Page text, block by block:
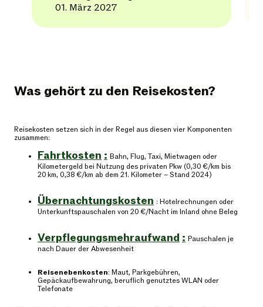
01. März 2027
Was gehört zu den Reisekosten?
Reisekosten setzen sich in der Regel aus diesen vier Komponenten
zusammen:
Fahrtkosten : Bahn, Flug, Taxi, Mietwagen oder
Kilometergeld bei Nutzung des privaten Pkw (0,30 €/km bis
20 km, 0,38 €/km ab dem 21. Kilometer – Stand 2024)
Übernachtungskosten : Hotelrechnungen oder
Unterkunftspauschalen von 20 €/Nacht im Inland ohne Beleg
Verpflegungsmehraufwand : Pauschalen je
nach Dauer der Abwesenheit
Reisenebenkosten: Maut, Parkgebühren,
Gepäckaufbewahrung, beruflich genutztes WLAN oder
Telefonate